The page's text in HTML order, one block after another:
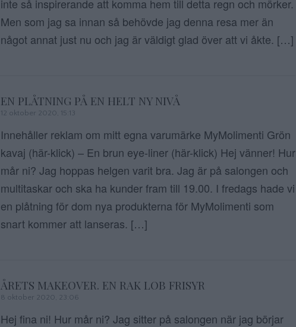
inte så inspirerande att komma hem till detta regn och mörker.
Men som jag sa innan så behövde jag denna resa mer än
något annat just nu och jag är väldigt glad över att vi åkte. […]
EN PLÅTNING PÅ EN HELT NY NIVÅ
12 oktober 2020, 15:13
Innehåller reklam om mitt egna varumärke MyMolimenti Grön
kavaj (här-klick) – En brun eye-liner (här-klick) Hej vänner! Hur
mår ni? Jag hoppas helgen varit bra. Jag är på salongen och
multitaskar och ska ha kunder fram till 19.00. I fredags hade vi
en plåtning för dom nya produkterna för MyMolimenti som
snart kommer att lanseras. […]
ÅRETS MAKEOVER. EN RAK LOB FRISYR
8 oktober 2020, 23:06
Hej fina ni! Hur mår ni? Jag sitter på salongen när jag börjar